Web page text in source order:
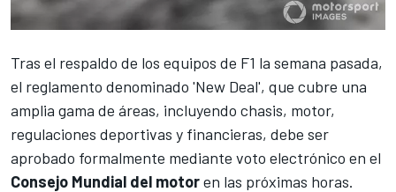
Tras el respaldo de los equipos de F1 la semana pasada,
el reglamento denominado 'New Deal', que cubre una
amplia gama de áreas, incluyendo chasis, motor,
regulaciones deportivas y financieras, debe ser
aprobado formalmente mediante voto electrónico en el
Consejo Mundial del motoren las próximas horas.